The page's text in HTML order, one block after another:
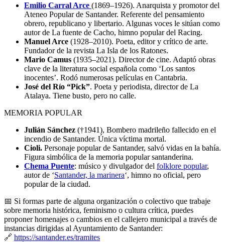
Emilio Carral Arce (1869–1926). Anarquista y promotor del
Ateneo Popular de Santander. Referente del pensamiento
obrero, republicano y libertario. Algunas voces le sitúan como
autor de La fuente de Cacho, himno popular del Racing.
Manuel Arce (1928–2010). Poeta, editor y crítico de arte.
Fundador de la revista La Isla de los Ratones.
Mario Camus (1935–2021). Director de cine. Adaptó obras
clave de la literatura social española como ‘Los santos
inocentes’. Rodó numerosas películas en Cantabria.
José del Río “Pick”. Poeta y periodista, director de La
Atalaya. Tiene busto, pero no calle.
MEMORIA POPULAR
Julián Sánchez (†1941), Bombero madrileño fallecido en el
incendio de Santander. Única víctima mortal.
Cioli. Personaje popular de Santander, salvó vidas en la bahía.
Figura simbólica de la memoria popular santanderina.
Chema Puente: músico y divulgador del folklore popular,
autor de ‘Santander, la marinera‘, himno no oficial, pero
popular de la ciudad.
📅 Si formas parte de alguna organización o colectivo que trabaje
sobre memoria histórica, feminismo o cultura crítica, puedes
proponer homenajes o cambios en el callejero municipal a través de
instancias dirigidas al Ayuntamiento de Santander:
🔗 https://santander.es/tramites